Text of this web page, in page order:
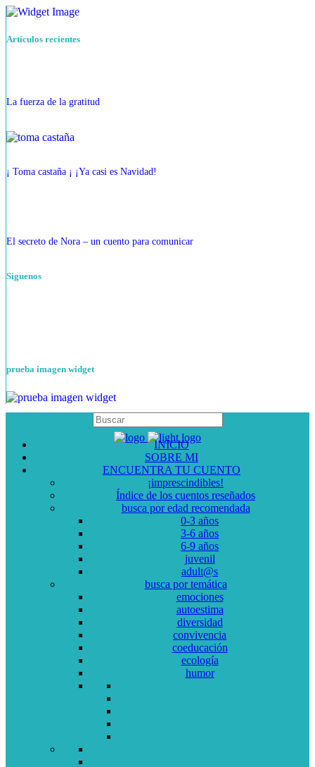
Artículos recientes
La fuerza de la gratitud
¡ Toma castaña ¡ ¡Ya casi es Navidad!
El secreto de Nora – un cuento para comunicar
Siguenos
prueba imagen widget
INICIO
SOBRE MI
ENCUENTRA TU CUENTO
¡imprescindibles!
Índice de los cuentos reseñados
busca por edad recomendada
0-3 años
3-6 años
6-9 años
juvenil
adult@s
busca por temática
emociones
autoestima
diversidad
convivencia
coeducación
ecología
humor